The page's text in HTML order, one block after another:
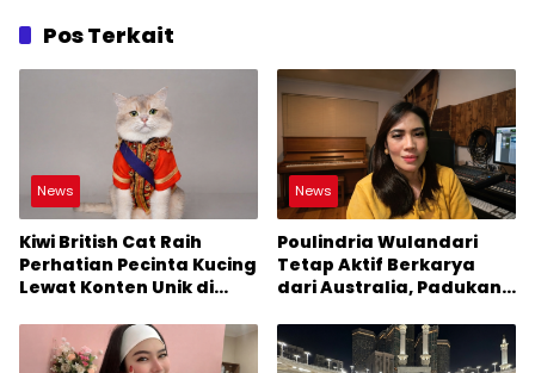
Pos Terkait
News
Kiwi British Cat Raih
Perhatian Pecinta Kucing
Lewat Konten Unik di
News
Poulindria Wulandari
Tetap Aktif Berkarya
dari Australia, Padukan